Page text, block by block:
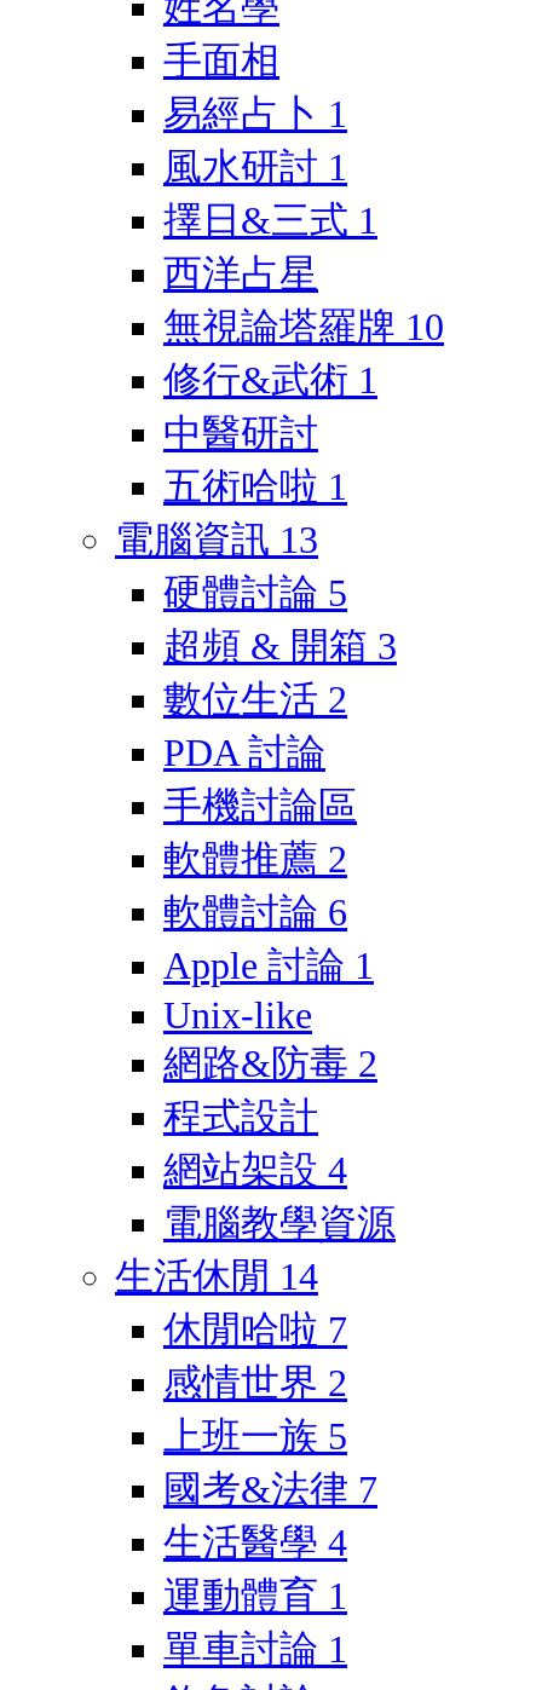
手面相
易經占卜 1
風水研討 1
擇日&三式 1
西洋占星
無視論塔羅牌 10
修行&武術 1
中醫研討
五術哈啦 1
電腦資訊 13
硬體討論 5
超頻 & 開箱 3
數位生活 2
PDA 討論
手機討論區
軟體推薦 2
軟體討論 6
Apple 討論 1
Unix-like
網路&防毒 2
程式設計
網站架設 4
電腦教學資源
生活休閒 14
休閒哈啦 7
感情世界 2
上班一族 5
國考&法律 7
生活醫學 4
運動體育 1
單車討論 1